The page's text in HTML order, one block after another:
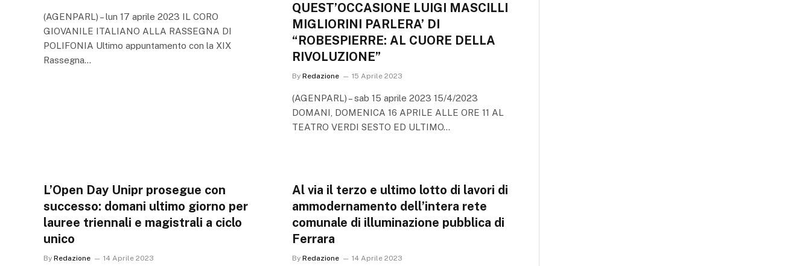
(AGENPARL) – lun 17 aprile 2023 IL CORO
GIOVANILE ITALIANO ALLA RASSEGNA DI
POLIFONIA Ultimo appuntamento con la XIX
Rassegna…
QUEST’OCCASIONE LUIGI MASCILLI
MIGLIORINI PARLERA’ DI
“ROBESPIERRE: AL CUORE DELLA
RIVOLUZIONE”
By Redazione 15 Aprile 2023
(AGENPARL) – sab 15 aprile 2023 15/4/2023
DOMANI, DOMENICA 16 APRILE ALLE ORE 11 AL
TEATRO VERDI SESTO ED ULTIMO…
L’Open Day Unipr prosegue con
successo: domani ultimo giorno per
lauree triennali e magistrali a ciclo
unico
By Redazione 14 Aprile 2023
Al via il terzo e ultimo lotto di lavori di
ammodernamento dell’intera rete
comunale di illuminazione pubblica di
Ferrara
By Redazione 14 Aprile 2023